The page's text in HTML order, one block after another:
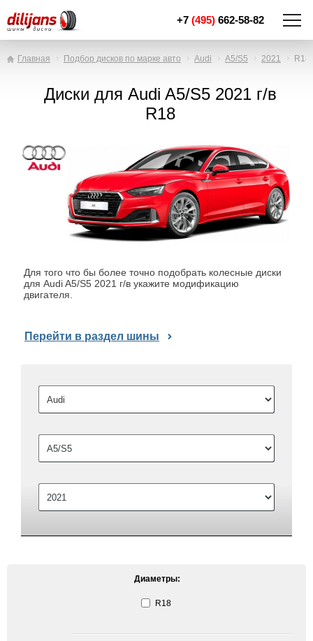
+7 (495) 662-58-82
Главная Подбор дисков по марке авто Audi A5/S5 2021 R18
Диски для Audi A5/S5 2021 г/в
R18
Для того что бы более точно подобрать колесные диски
для Audi A5/S5 2021 г/в укажите модификацию
двигателя.
Перейти в раздел шины
Диаметры:
R18